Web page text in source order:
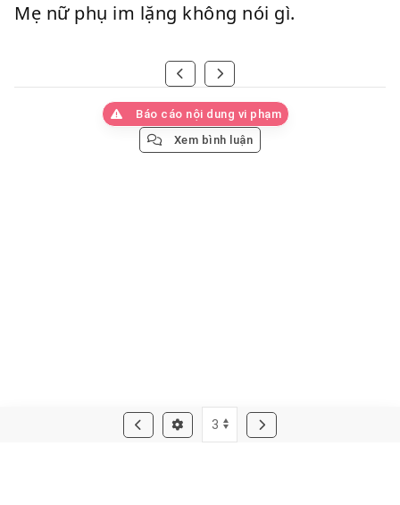
Mẹ nữ phụ im lặng không nói gì.
Báo cáo nội dung vi phạm
Xem bình luận